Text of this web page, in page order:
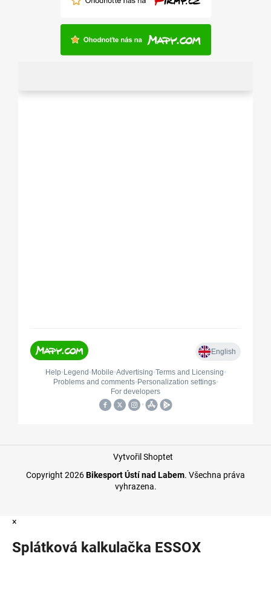
Vytvořil Shoptet
Copyright 2026Bikesport Ústí nad Labem. Všechna práva
vyhrazena.
×
Splátková kalkulačka ESSOX